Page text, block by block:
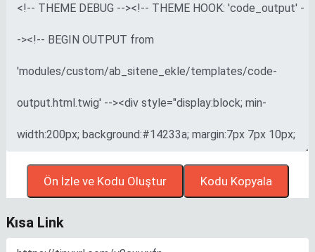
Kısa Link